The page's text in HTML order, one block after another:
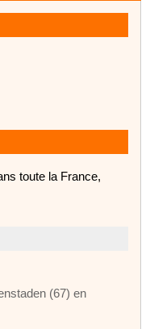
toute la France,
(67) en